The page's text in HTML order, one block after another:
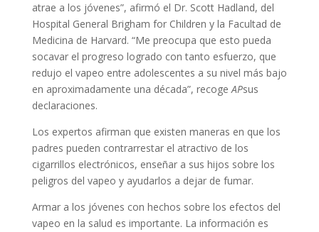
atrae a los jóvenes”, afirmó el Dr. Scott Hadland, del
Hospital General Brigham for Children y la Facultad de
Medicina de Harvard. “Me preocupa que esto pueda
socavar el progreso logrado con tanto esfuerzo, que
redujo el vapeo entre adolescentes a su nivel más bajo
en aproximadamente una década”, recogeAPsus
declaraciones.
Los expertos afirman que existen maneras en que los
padres pueden contrarrestar el atractivo de los
cigarrillos electrónicos, enseñar a sus hijos sobre los
peligros del vapeo y ayudarlos a dejar de fumar.
Armar a los jóvenes con hechos sobre los efectos del
vapeo en la salud es importante. La información es